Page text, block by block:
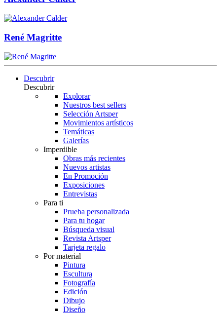
René Magritte
Descubrir
Descubrir
Explorar
Nuestros best sellers
Selección Artsper
Movimientos artísticos
Temáticas
Galerías
Imperdible
Obras más recientes
Nuevos artistas
En Promoción
Exposiciones
Entrevistas
Para ti
Prueba personalizada
Para tu hogar
Búsqueda visual
Revista Artsper
Tarjeta regalo
Por material
Pintura
Escultura
Fotografía
Edición
Dibujo
Diseño